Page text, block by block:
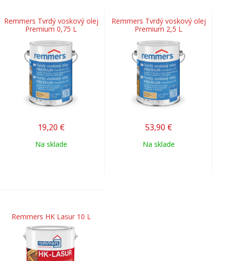
Remmers Tvrdý voskový olej
Premium 0,75 L
19,20 €
Na sklade
Remmers Tvrdý voskový olej
Premium 2,5 L
53,90 €
Na sklade
Remmers HK Lasur 10 L